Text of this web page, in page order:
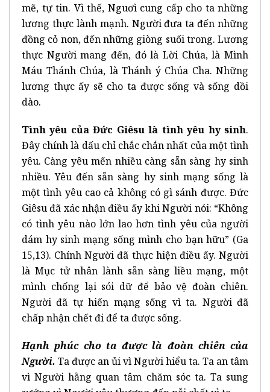
mẽ, tự tin. Vì thế, Nguơì cung cấp cho ta những
lương thực lành mạnh. Người đưa ta đến những
đồng cỏ non, đến những giòng suối trong. Lương
thực Người mang đến, đó là Lời Chúa, là Mình
Máu Thánh Chúa, là Thánh ý Chúa Cha. Những
lương thực ấy sẽ cho ta được sống và sống dồi
dào.
Tình yêu của Đức Giêsu là tình yêu hy sinh.
Đây chính là dấu chỉ chắc chắn nhất của một tình
yêu. Càng yêu mến nhiều càng sẵn sàng hy sinh
nhiều. Yêu đến sẵn sàng hy sinh mạng sống là
một tình yêu cao cả không có gì sánh được. Đức
Giêsu đã xác nhận điều ấy khi Người nói: “Không
có tình yêu nào lớn lao hơn tình yêu của người
dám hy sinh mạng sống mình cho bạn hữu” (Ga
15,13). Chính Người đã thực hiện điều ấy. Người
là Mục tử nhân lành sẵn sàng liều mạng, một
mình chống lại sói dữ để bảo vệ đoàn chiên.
Người đã tự hiến mạng sống vì ta. Người đã
chấp nhận chết đi để ta được sống.
Hạnh phúc cho ta được là đoàn chiên của
Người. Ta được an ủi vì Người hiểu ta. Ta an tâm
vì Người hằng quan tâm chăm sóc ta. Ta sung